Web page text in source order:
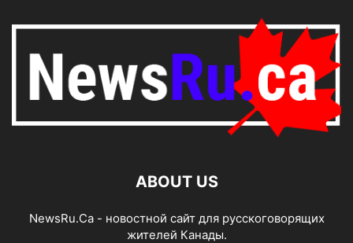
ABOUT US
NewsRu.Ca - новостной сайт для русскоговорящих
жителей Канады.